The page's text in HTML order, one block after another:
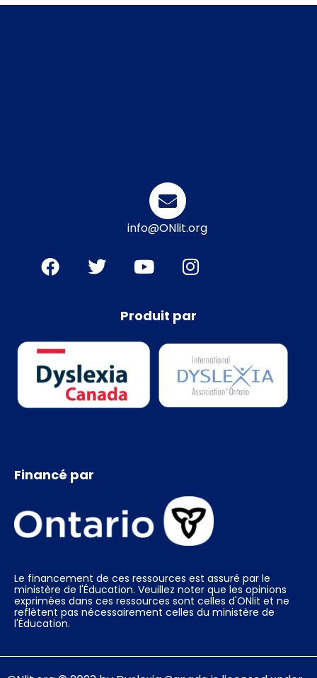
info@ONlit.org
Produit par
Financé par
Le financement de ces ressources est assuré par le
ministère de l'Éducation. Veuillez noter que les opinions
exprimées dans ces ressources sont celles d'ONlit et ne
reflètent pas nécessairement celles du ministère de
l'Éducation.